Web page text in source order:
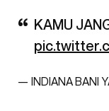
KAMU
— INDIANA BANI